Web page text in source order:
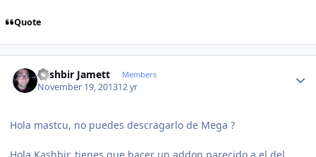
Quote
Kashbir Jamett Members
November 19, 201312 yr
Hola mastcu, no puedes descragarlo de Mega ?